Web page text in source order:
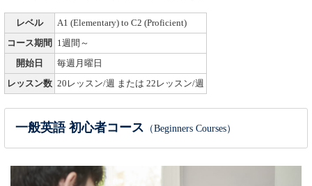
レベル A1 (Elementary) to C2 (Proficient)
コース期間 1週間～
開始日 毎週月曜日
レッスン数 20レッスン/週 または 22レッスン/週
一般英語 初心者コース （Beginners Courses）